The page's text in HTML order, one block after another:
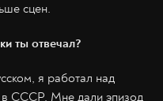
сцен.
ты отвечал?
я работал над
в СССР. Мне дали эпизод